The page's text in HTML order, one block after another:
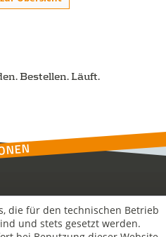
Bestellen. Läuft.
die für den technischen Betrieb
und stets gesetzt werden.